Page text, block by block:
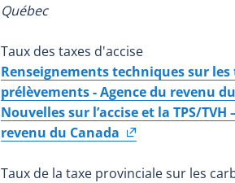
Québec
Taux des taxes d'accise
Renseignements techniques sur les
prélèvements - Agence du revenu
Nouvelles sur l’accise et la TPS/TVH
revenu du Canada
Taux de la taxe provinciale sur les